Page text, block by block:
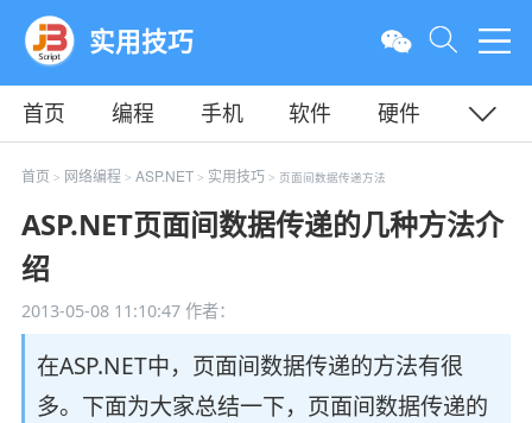
实用技巧
首页 编程 手机 软件
硬件
教程
平面 服务器
首页 > 网络编程 > ASP.NET > 实用技巧 > 页面间数据传递方法
ASP.NET页面间数据传递的几种方法介
绍
2013-05-08 11:10:47作者：
在ASP.NET中，页面间数据传递的方法有很
多。下面为大家总结一下，页面间数据传递的